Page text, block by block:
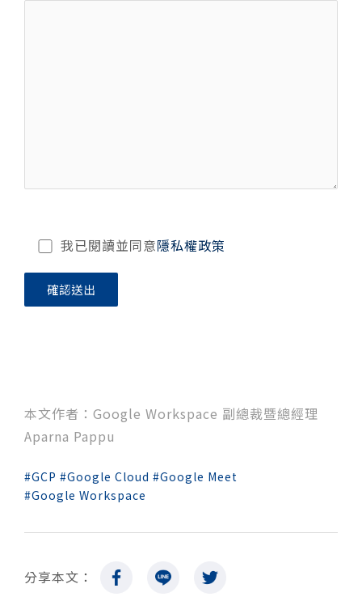
我已閱讀並同意隱私權政策
本文作者：Google Workspace 副總裁暨總經理
Aparna Pappu
GCP Google Cloud
Google Meet
Google Workspace
分享本文：